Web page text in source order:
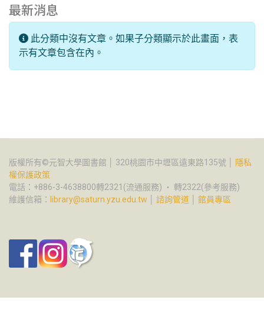
最新消息
信息
此分類中沒有文章。如果子分類顯示於此畫面，表
示有文章包含在內。
版權所有©元智大學圖書館 │ 320桃園市中壢區遠東路135號 │
隱私
權保護政策
電話：+886-3-4638800轉2321(流通服務) ‧ 轉2322(參考服務)
維護信箱： library@saturn.yzu.edu.tw 諮詢管道 館員專區